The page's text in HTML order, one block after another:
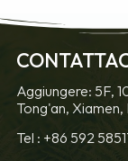
Aggiungere: 5F,
Tong'an, Xiamen,
Tel : +86 592